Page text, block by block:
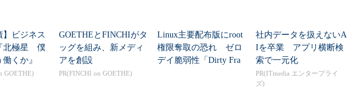
】ビジネス
北極星 僕
くか』
GOETHE)
GOETHEとFINCHIがタ
ッグを組み、新メディ
アを創設
PR(FINCHI on GOETHE)
Linux主要配布版にroot
権限奪取の恐れ ゼロ
デイ脆弱性「Dirty Fra
社内データを扱えないA
Iを卒業 アプリ横断検
索で一元化
PR(ITmedia エンタープライ
ズ)